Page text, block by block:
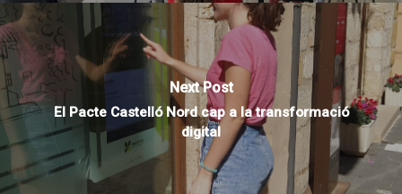
Next Post
El Pacte Castelló Nord cap a la transformació
digital